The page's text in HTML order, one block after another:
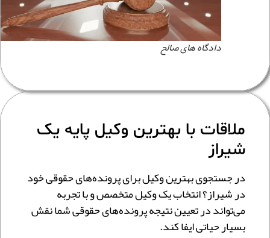
دادگاه های صالح
ملاقات با بهترین وکیل پایه یک
شیراز
در جستجوی بهترین وکیل برای پرونده‌های حقوقی خود
در شیراز؟ انتخاب یک وکیل متخصص و با تجربه
می‌تواند در تعیین نتیجه پرونده‌های حقوقی شما نقش
بسیار حیاتی ایفا کند.